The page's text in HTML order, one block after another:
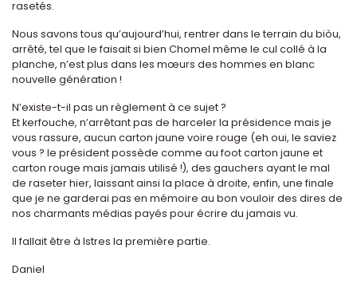
rasetés.
Nous savons tous qu’aujourd’hui, rentrer dans le terrain du biòu,
arrêté, tel que le faisait si bien Chomel même le cul collé à la
planche, n’est plus dans les mœurs des hommes en blanc
nouvelle génération !
N’existe-t-il pas un règlement à ce sujet ?
Et kerfouche, n’arrêtant pas de harceler la présidence mais je
vous rassure, aucun carton jaune voire rouge (eh oui, le saviez
vous ? le président possède comme au foot carton jaune et
carton rouge mais jamais utilisé !), des gauchers ayant le mal
de raseter hier, laissant ainsi la place à droite, enfin, une finale
que je ne garderai pas en mémoire au bon vouloir des dires de
nos charmants médias payés pour écrire du jamais vu.
Il fallait être à Istres la première partie.
Daniel